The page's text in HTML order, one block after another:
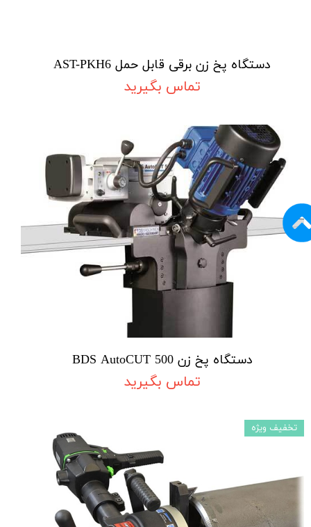
دستگاه پخ زن برقی قابل حمل AST-PKH6
تماس بگیرید
دستگاه پخ زن BDS AutoCUT 500
تماس بگیرید
تخفیف ویژه